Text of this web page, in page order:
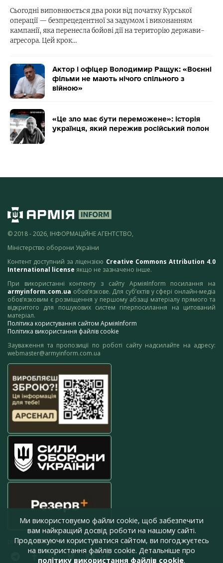
Сьогодні виповнюється два роки від початку Курської
операції — безпрецедентної за задумом і виконанням
кампанії, яка перенесла бойові дії на територію держави-
агресора. Цей крок…
Актор і офіцер Володимир Ращук: «Воєнні
фільми не мають нічого спільного з
війною»
«Це зло має бути переможене»: історія
українця, який пережив російський полон
© 2018 - 2026, ІНФОРМАЦІЙНЕ АГЕНТСТВО,
Міністерство оборони України
Контент доступний за ліцензією Creative Commons Attribution 4.0
International license якщо не зазначено інше.
При використанні контенту з сайту АрміяInform посилання на
armyinform.com.ua обов’язкове. Для суб’єктів у сфері онлайн-медіа
обов’язковим є розміщення у першому абзаці матеріалу прямого та
відкритого для пошукових систем гіперпосилання на цитований
матеріал.
Політика користування сайтом АрміяInform
Політика використання файлів cookie
Зауваження та пропозиції по роботі сайту надсилайте на адресу:
webmaster@armyinform.com.ua
press@armyinform.com.ua
Ми використовуємо файли cookie, щоб забезпечити
вам найкращий досвід роботи на нашому сайті.
Продовжуючи користуватися сайтом, ви погоджуєтесь
на використання файлів cookie. Детальніше про
політику використання файлів cookie.